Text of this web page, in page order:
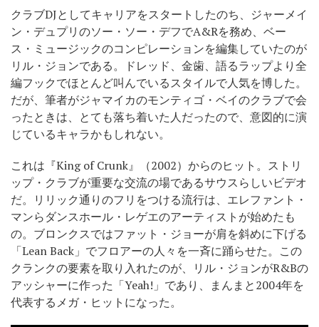
クラブDJとしてキャリアをスタートしたのち、ジャーメイ
ン・デュプリのソー・ソー・デフでA&Rを務め、ベー
ス・ミュージックのコンピレーションを編集していたのが
リル・ジョンである。ドレッド、金歯、語るラップより全
編フックでほとんど叫んでいるスタイルで人気を博した。
だが、筆者がジャマイカのモンティゴ・ベイのクラブで会
ったときは、とても落ち着いた人だったので、意図的に演
じているキャラかもしれない。
これは『King of Crunk』（2002）からのヒット。ストリ
ップ・クラブが重要な交流の場であるサウスらしいビデオ
だ。リリック通りのフリをつける流行は、エレファント・
マンらダンスホール・レゲエのアーティストが始めたも
の。ブロンクスではファット・ジョーが肩を斜めに下げる
「Lean Back」でフロアーの人々を一斉に踊らせた。この
クランクの要素を取り入れたのが、リル・ジョンがR&Bの
アッシャーに作った「Yeah!」であり、まんまと2004年を
代表するメガ・ヒットになった。